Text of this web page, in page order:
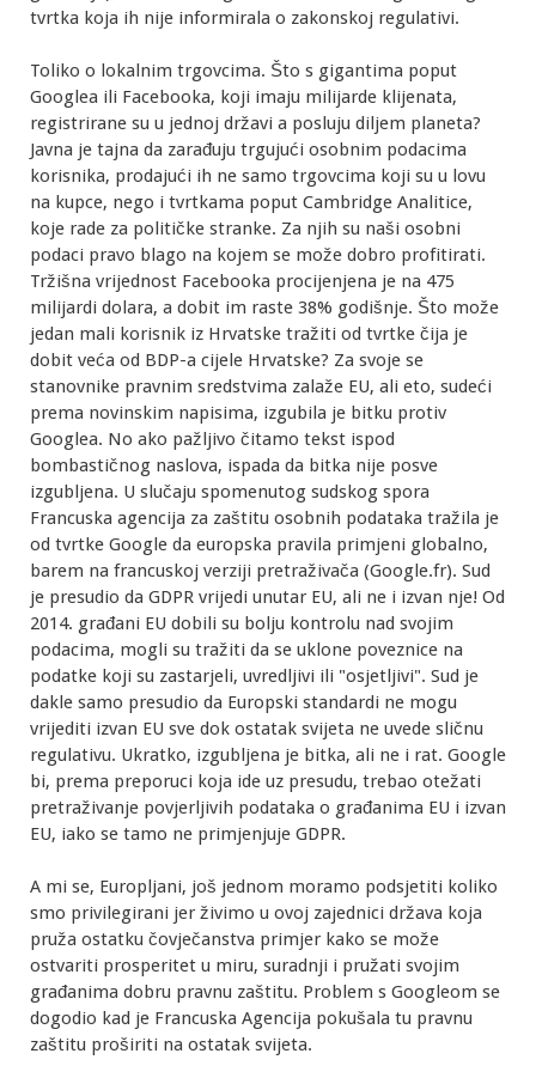
tvrtka koja ih nije informirala o zakonskoj regulativi.
Toliko o lokalnim trgovcima. Što s gigantima poput
Googlea ili Facebooka, koji imaju milijarde klijenata,
registrirane su u jednoj državi a posluju diljem planeta?
Javna je tajna da zarađuju trgujući osobnim podacima
korisnika, prodajući ih ne samo trgovcima koji su u lovu
na kupce, nego i tvrtkama poput Cambridge Analitice,
koje rade za političke stranke. Za njih su naši osobni
podaci pravo blago na kojem se može dobro profitirati.
Tržišna vrijednost Facebooka procijenjena je na 475
milijardi dolara, a dobit im raste 38% godišnje. Što može
jedan mali korisnik iz Hrvatske tražiti od tvrtke čija je
dobit veća od BDP-a cijele Hrvatske? Za svoje se
stanovnike pravnim sredstvima zalaže EU, ali eto, sudeći
prema novinskim napisima, izgubila je bitku protiv
Googlea. No ako pažljivo čitamo tekst ispod
bombastičnog naslova, ispada da bitka nije posve
izgubljena. U slučaju spomenutog sudskog spora
Francuska agencija za zaštitu osobnih podataka tražila je
od tvrtke Google da europska pravila primjeni globalno,
barem na francuskoj verziji pretraživača (Google.fr). Sud
je presudio da GDPR vrijedi unutar EU, ali ne i izvan nje! Od
2014. građani EU dobili su bolju kontrolu nad svojim
podacima, mogli su tražiti da se uklone poveznice na
podatke koji su zastarjeli, uvredljivi ili "osjetljivi". Sud je
dakle samo presudio da Europski standardi ne mogu
vrijediti izvan EU sve dok ostatak svijeta ne uvede sličnu
regulativu. Ukratko, izgubljena je bitka, ali ne i rat. Google
bi, prema preporuci koja ide uz presudu, trebao otežati
pretraživanje povjerljivih podataka o građanima EU i izvan
EU, iako se tamo ne primjenjuje GDPR.
A mi se, Europljani, još jednom moramo podsjetiti koliko
smo privilegirani jer živimo u ovoj zajednici država koja
pruža ostatku čovječanstva primjer kako se može
ostvariti prosperitet u miru, suradnji i pružati svojim
građanima dobru pravnu zaštitu. Problem s Googleom se
dogodio kad je Francuska Agencija pokušala tu pravnu
zaštitu proširiti na ostatak svijeta.